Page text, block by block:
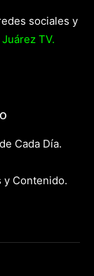
sociales y
Juárez TV.
Cada Día.
y Contenido.